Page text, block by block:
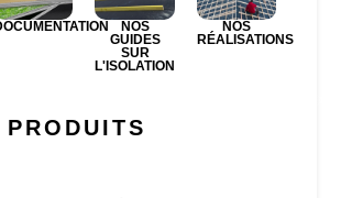
NOS
GUIDES
SUR
L'ISOLATION
NOS
RÉALISATIONS
PRODUITS